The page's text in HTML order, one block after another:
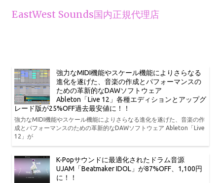
EastWest Sounds国内正規代理店
強力なMIDI機能やスケール機能によりさらなる
進化を遂げた、音楽の作成とパフォーマンスの
ための革新的なDAWソフトウェア
Ableton「Live 12」各種エディションとアップグ
レード版が25%OFF過去最安値に！！
強力なMIDI機能やスケール機能によりさらなる進化を遂げた、音楽の作
成とパフォーマンスのための革新的なDAWソフトウェア Ableton「Live
12」が
K-Popサウンドに最適化されたドラム音源
UJAM「Beatmaker IDOL」が87%OFF、1,100円
に！！